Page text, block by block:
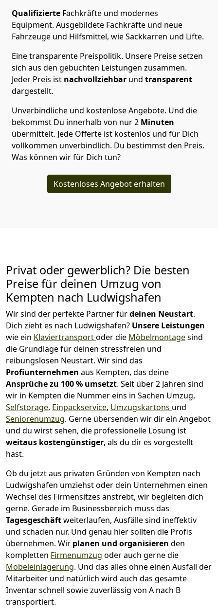
Qualifizierte Fachkräfte und modernes
Equipment. Ausgebildete Fachkräfte und neue
Fahrzeuge und Hilfsmittel, wie Sackkarren und Lifte.
Eine transparente Preispolitik. Unsere Preise setzen
sich aus den gebuchten Leistungen zusammen.
Jeder Preis ist nachvollziehbar und transparent
dargestellt.
Unverbindliche und kostenlose Angebote. Und die
bekommst Du innerhalb von nur2 Minuten
übermittelt. Jede Offerte ist kostenlos und für Dich
vollkommen unverbindlich. Du bestimmst den Preis.
Was können wir für Dich tun?
Kostenloses Angebot erhalten
Privat oder gewerblich? Die besten
Preise für deinen Umzug von
Kempten nach Ludwigshafen
Wir sind der perfekte Partner fürdeinen Neustart.
Dich zieht es nach Ludwigshafen? Unsere Leistungen
wie ein Klaviertransportoder die Möbelmontagesind
die Grundlage für deinen stressfreien und
reibungslosen Neustart. Wir sind das
Profiunternehmen aus Kempten, das deine
Ansprüche zu 100 % umsetzt. Seit über 2 Jahren sind
wir in Kempten die Nummer eins in Sachen Umzug,
Selfstorage, Einpackservice, Umzugskartons und
Seniorenumzug. Gerne übersenden wir dir ein Angebot
und du wirst sehen, die professionelle Lösung ist
weitaus kostengünstiger, als du dir es vorgestellt
hast.
Ob du jetzt aus privaten Gründen von Kempten nach
Ludwigshafen umziehst oder dein Unternehmen einen
Wechsel des Firmensitzes anstrebt, wir begleiten dich
gerne. Gerade im Businessbereich muss das
Tagesgeschäftweiterlaufen, Ausfälle sind ineffektiv
und schaden nur. Und genau hier sollten die Profis
übernehmen. Wir planen und organisieren den
kompletten Firmenumzug oder auch gerne die
Möbeleinlagerung. Und das alles ohne einen Ausfall der
Mitarbeiter und natürlich wird auch das gesamte
Inventar schnell sowie zuverlässig von A nach B
transportiert.